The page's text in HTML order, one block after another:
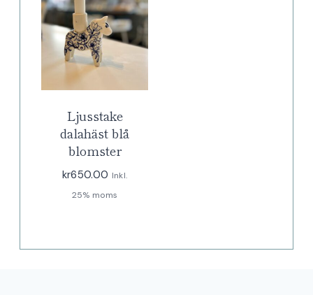
Ljusstake
dalahäst blå
blomster
kr650.00 Inkl.
25% moms